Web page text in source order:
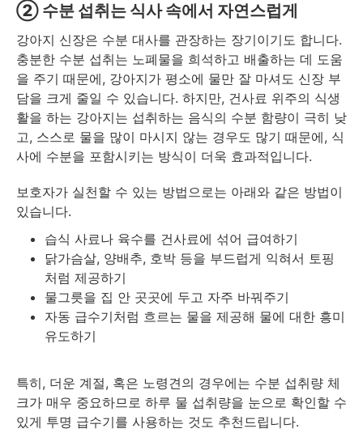
② 수분 섭취는 식사 속에서 자연스럽게
강아지 신장은 수분 대사를 관장하는 장기이기도 합니다.
충분한 수분 섭취는 노폐물을 희석하고 배출하는 데 도움
을 주기 때문에, 강아지가 평소에 물만 잘 마셔도 신장 부
담을 크게 줄일 수 있습니다. 하지만, 건사료 위주의 식생
활을 하는 강아지는 섭취하는 음식의 수분 함량이 극히 낮
고, 스스로 물을 많이 마시지 않는 경우도 많기 때문에, 식
사에 수분을 포함시키는 방식이 더욱 효과적입니다.
보호자가 실천할 수 있는 방법으로는 아래와 같은 방법이
있습니다.
습식 사료나 육수를 건사료에 섞어 급여하기
닭가슴살, 양배추, 호박 등을 부드럽게 익혀서 토핑
처럼 제공하기
물그릇을 집 안 곳곳에 두고 자주 바꿔주기
자동 급수기처럼 흐르는 물을 제공해 물에 대한 흥미
유도하기
특히, 더운 계절, 혹은 노령견의 경우에는 수분 섭취량 체
크가 매우 중요하므로 하루 물 섭취량을 눈으로 확인할 수
있게 투명 급수기를 사용하는 것도 추천드립니다.